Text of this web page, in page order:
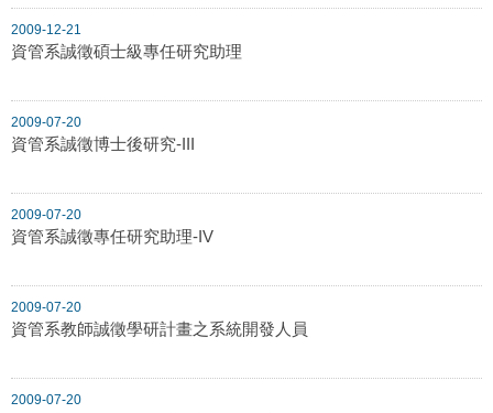
2009-12-21
資管系誠徵碩士級專任研究助理
2009-07-20
資管系誠徵博士後研究-III
2009-07-20
資管系誠徵專任研究助理-IV
2009-07-20
資管系教師誠徵學研計畫之系統開發人員
2009-07-20